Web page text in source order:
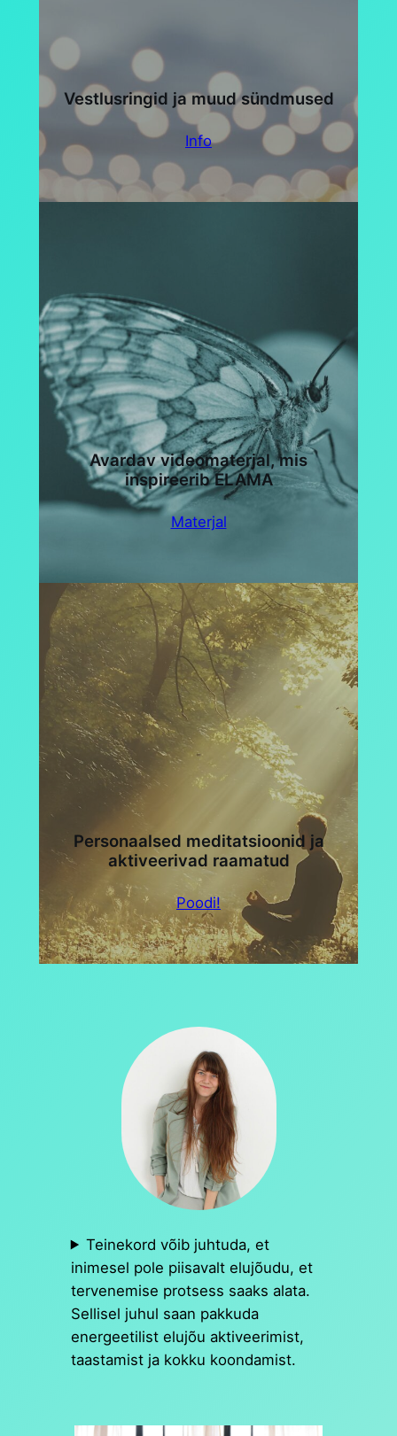
Vestlusringid ja muud sündmused
Info
Avardav videomaterjal, mis
inspireerib ELAMA
Materjal
Personaalsed meditatsioonid ja
aktiveerivad raamatud
Poodi!
Teinekord võib juhtuda, et
inimesel pole piisavalt elujõudu, et
tervenemise protsess saaks alata.
Sellisel juhul saan pakkuda
energeetilist elujõu aktiveerimist,
taastamist ja kokku koondamist.